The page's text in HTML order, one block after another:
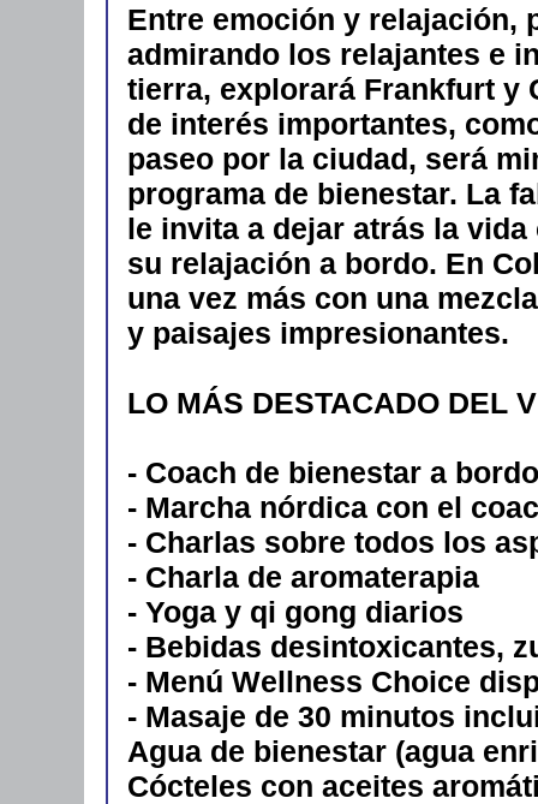
Entre emoción y relajación,
admirando los relajantes e
tierra, explorará Frankfurt y
de interés importantes,
paseo por la ciudad, será
programa de bienestar. La
le invita a dejar atrás la
su relajación a bordo. En
una vez más con una
y paisajes impresionantes.
LO MÁS DESTACADO DEL
- Coach de bienestar a
- Marcha nórdica con el
- Charlas sobre todos los
- Charla de aromaterapia
- Yoga y qi gong diarios
- Bebidas desintoxicantes,
- Menú Wellness Choice
- Masaje de 30 minutos
Agua de bienestar (agua
Cócteles con aceites